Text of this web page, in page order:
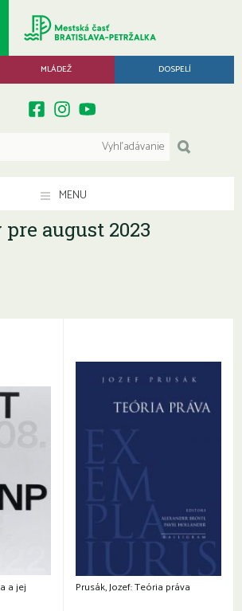
MLÁDEŽ DOSPELÍ
MENU
august 2023
a jej
Prusák, Jozef: Teória práva